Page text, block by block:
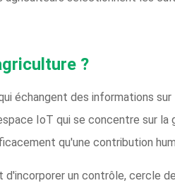
?
échangent des informations
IoT qui se concentre sur
qu'une contribution
un contrôle, cercle